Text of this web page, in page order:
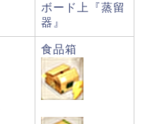
ボード上『蒸留
器』
食品箱